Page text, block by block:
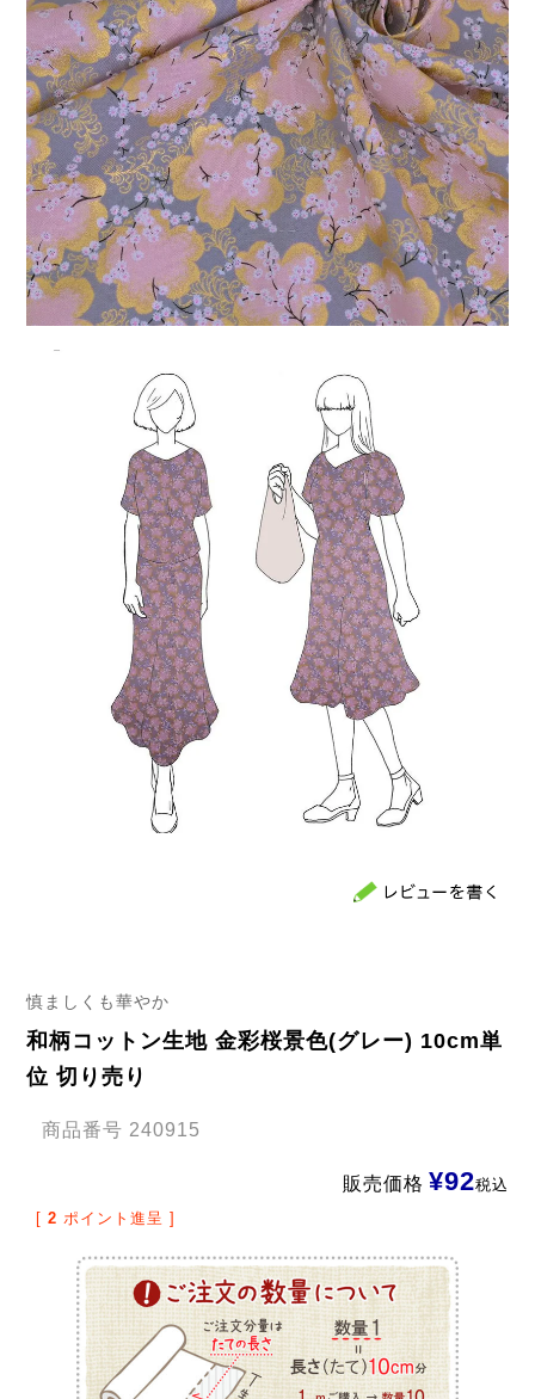
慎ましくも華やか
和柄コットン生地 金彩桜景色(グレー) 10cm単
位 切り売り
商品番号 240915
販売価格 ¥92税込
[ 2 ポイント進呈 ]